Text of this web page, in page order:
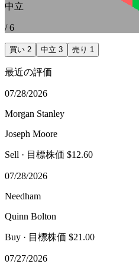
中立
/6
買い 2 中立 3 売り 1
最近の評価
07/28/2026
Morgan Stanley
Joseph Moore
Sell · 目標株価 $12.60
07/28/2026
Needham
Quinn Bolton
Buy · 目標株価 $21.00
07/27/2026